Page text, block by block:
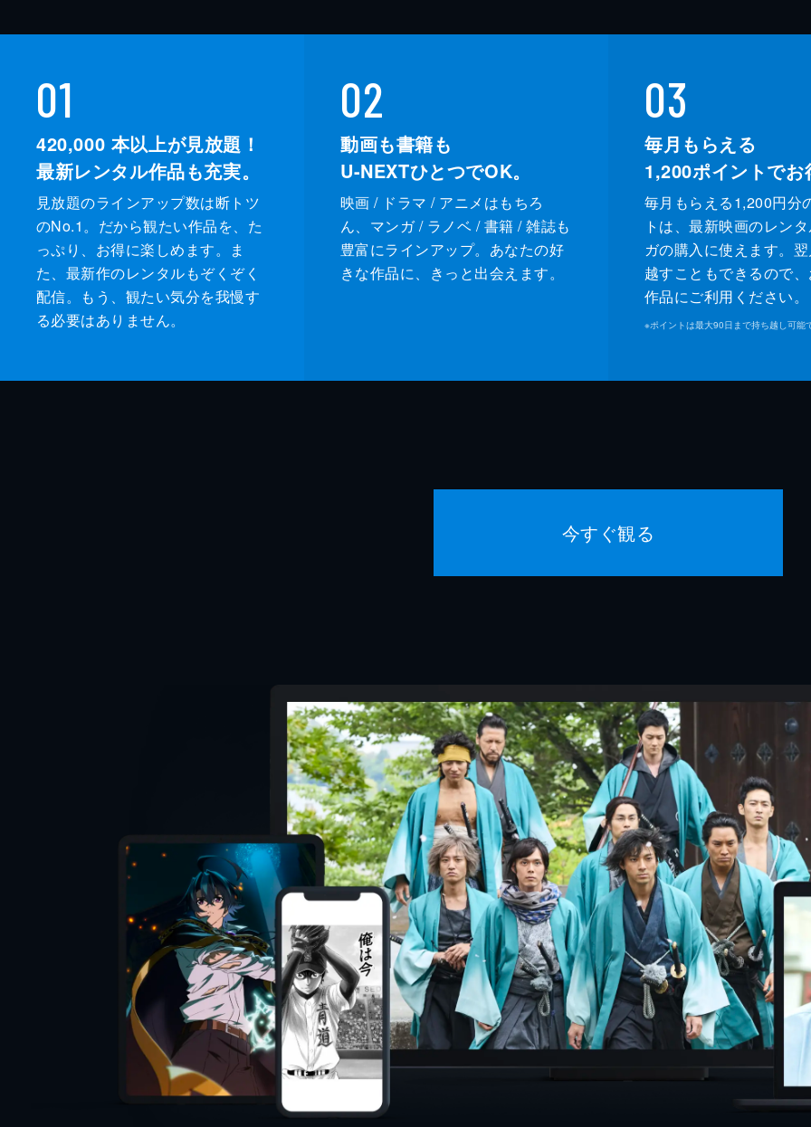
01
420,000 本以上が見放題！
最新レンタル作品も充実。
見放題のラインアップ数は断トツ
のNo.1。だから観たい作品を、た
っぷり、お得に楽しめます。ま
た、最新作のレンタルもぞくぞく
配信。もう、観たい気分を我慢す
る必要はありません。
02
動画も書籍も
U-NEXTひとつでOK。
映画 / ドラマ / アニメはもちろ
ん、マンガ / ラノベ / 書籍 / 雑誌も
豊富にラインアップ。あなたの好
きな作品に、きっと出会えます。
03
毎月もらえる
1,200ポイントでお
毎月もらえる1,200円分
トは、最新映画のレン
ガの購入に使えます。
越すこともできるので
作品にご利用ください。
※ポイントは最大90日まで持ち越し可能
今すぐ観る